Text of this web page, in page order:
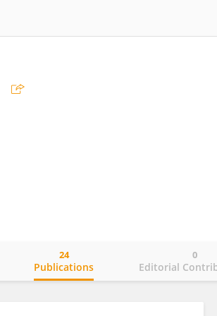
Publications
24
Editorial
0